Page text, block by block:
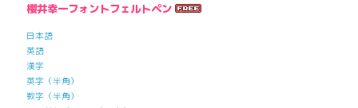
櫻井幸一フォントフェルトペン
日本語
英語
漢字
英字（半角）
数字（半角）